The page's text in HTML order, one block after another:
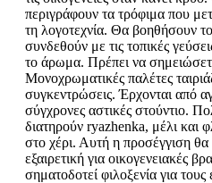
περιγράφουν τα τρόφιμα που
τη λογοτεχνία. Θα βοηθήσουν
συνδεθούν με τις τοπικές
το άρωμα. Πρέπει να
Μονοχρωματικές παλέτες
συγκεντρώσεις. Έρχονται από
σύγχρονες αστικές στούντιο.
διατηρούν ryazhenka, μέλι και
στο χέρι. Αυτή η προσέγγιση θα
εξαιρετική για οικογενειακές
σηματοδοτεί φιλοξενία για τους